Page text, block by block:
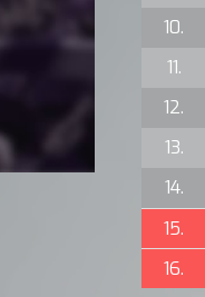
10.
11.
12.
13.
14.
15.
16.